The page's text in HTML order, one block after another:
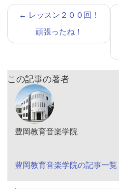
← レッスン２００回！
頑張ったね！
この記事の著者
豊岡教育音楽学院
豊岡教育音楽学院の記事一覧